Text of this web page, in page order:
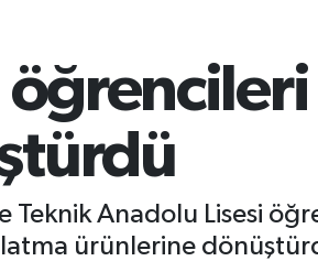
Teknik Anadolu Lisesi
ürünlerine